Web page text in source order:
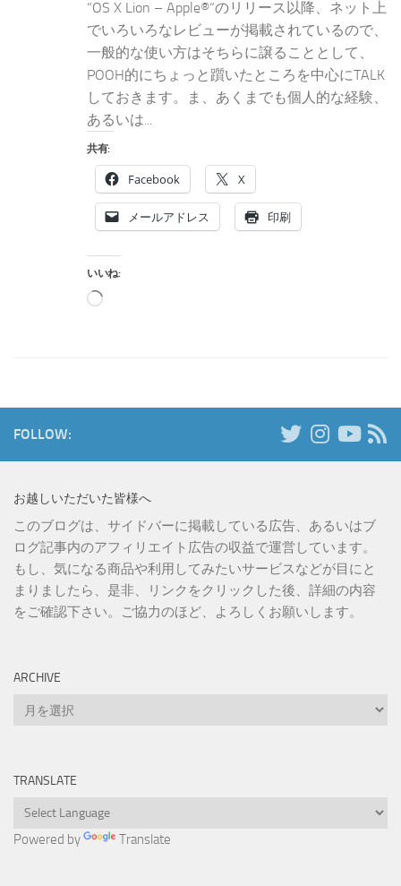
“OS X Lion – Apple®“のリリース以降、ネット上
でいろいろなレビューが掲載されているので、
一般的な使い方はそちらに譲ることとして、
POOH的にちょっと躓いたところを中心にTALK
しておきます。ま、あくまでも個人的な経験、
あるいは...
共有:
Facebook X
メールアドレス 印刷
いいね:
読
FOLLOW:
お越しいただいた皆様へ
このブログは、サイドバーに掲載している広告、あるいはブ
ログ記事内のアフィリエイト広告の収益で運営しています。
もし、気になる商品や利用してみたいサービスなどが目にと
まりましたら、是非、リンクをクリックした後、詳細の内容
をご確認下さい。ご協力のほど、よろしくお願いします。
ARCHIVE
Archive
TRANSLATE
Powered by Translate